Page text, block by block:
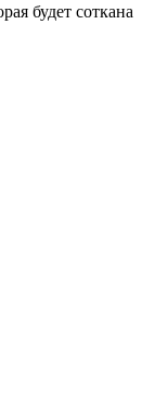
будет соткана